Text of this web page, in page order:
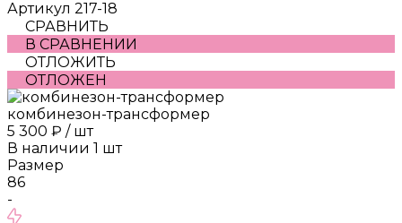
Артикул 217-18
СРАВНИТЬ
В СРАВНЕНИИ
ОТЛОЖИТЬ
ОТЛОЖЕН
комбинезон-трансформер
5 300 ₽ / шт
В наличии 1 шт
Размер
86
-